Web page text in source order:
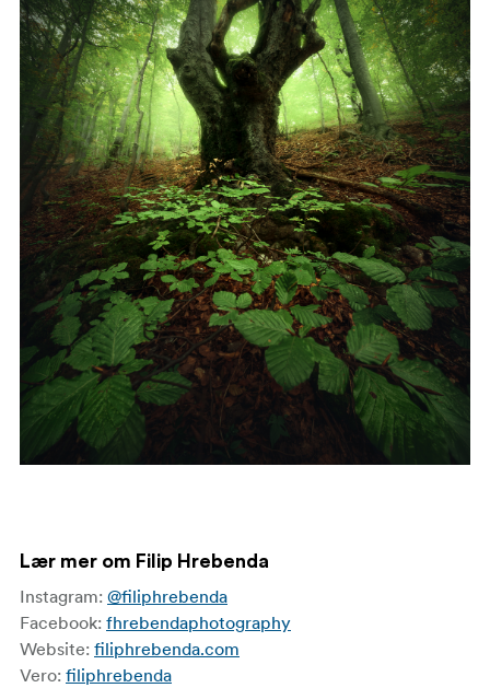
Lær mer om Filip Hrebenda
Instagram: @filiphrebenda
Facebook: fhrebendaphotography
Website: filiphrebenda.com
Vero: filiphrebenda